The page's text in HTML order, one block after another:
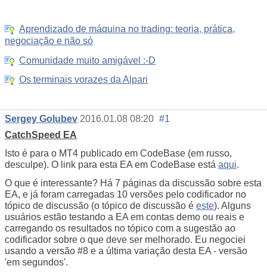
Aprendizado de máquina no trading: teoria, prática,
negociação e não só
Comunidade muito amigável :-D
Os terminais vorazes da Alpari
Sergey Golubev 2016.01.08 08:20 #1
CatchSpeed EA
Isto é para o MT4 publicado em CodeBase (em russo,
desculpe). O link para esta EA em CodeBase está aqui.
O que é interessante? Há 7 páginas da discussão sobre esta
EA, e já foram carregadas 10 versões pelo codificador no
tópico de discussão (o tópico de discussão é este). Alguns
usuários estão testando a EA em contas demo ou reais e
carregando os resultados no tópico com a sugestão ao
codificador sobre o que deve ser melhorado. Eu negociei
usando a versão #8 e a última variação desta EA - versão
'em segundos'.